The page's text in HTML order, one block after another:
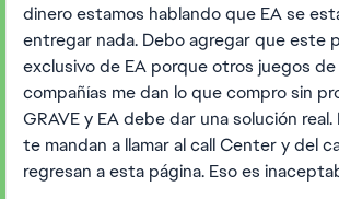
dinero estamos hablando que EA se
entregar nada. Debo agregar que este
exclusivo de EA porque otros juegos
compañías me dan lo que compro sin
GRAVE y EA debe dar una solución
te mandan a llamar al call Center y del
regresan a esta página. Eso es